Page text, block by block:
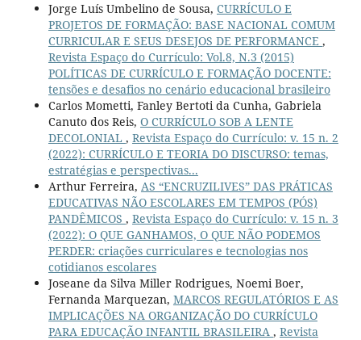
Jorge Luís Umbelino de Sousa, CURRÍCULO E
PROJETOS DE FORMAÇÃO: BASE NACIONAL COMUM
CURRICULAR E SEUS DESEJOS DE PERFORMANCE ,
Revista Espaço do Currículo: Vol.8, N.3 (2015)
POLÍTICAS DE CURRÍCULO E FORMAÇÃO DOCENTE:
tensões e desafios no cenário educacional brasileiro
Carlos Mometti, Fanley Bertoti da Cunha, Gabriela
Canuto dos Reis, O CURRÍCULO SOB A LENTE
DECOLONIAL , Revista Espaço do Currículo: v. 15 n. 2
(2022): CURRÍCULO E TEORIA DO DISCURSO: temas,
estratégias e perspectivas...
Arthur Ferreira, AS “ENCRUZILIVES” DAS PRÁTICAS
EDUCATIVAS NÃO ESCOLARES EM TEMPOS (PÓS)
PANDÊMICOS , Revista Espaço do Currículo: v. 15 n. 3
(2022): O QUE GANHAMOS, O QUE NÃO PODEMOS
PERDER: criações curriculares e tecnologias nos
cotidianos escolares
Joseane da Silva Miller Rodrigues, Noemi Boer,
Fernanda Marquezan, MARCOS REGULATÓRIOS E AS
IMPLICAÇÕES NA ORGANIZAÇÃO DO CURRÍCULO
PARA EDUCAÇÃO INFANTIL BRASILEIRA , Revista